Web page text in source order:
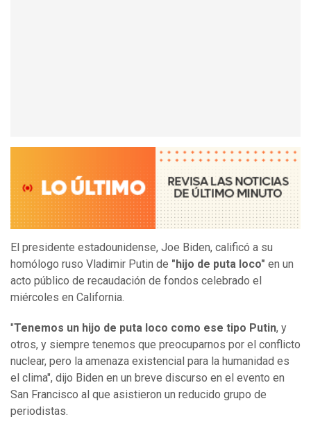
El presidente estadounidense, Joe Biden, calificó a su
homólogo ruso Vladimir Putin de "hijo de puta loco" en un
acto público de recaudación de fondos celebrado el
miércoles en California.
"Tenemos un hijo de puta loco como ese tipo Putin, y
otros, y siempre tenemos que preocuparnos por el conflicto
nuclear, pero la amenaza existencial para la humanidad es
el clima", dijo Biden en un breve discurso en el evento en
San Francisco al que asistieron un reducido grupo de
periodistas.